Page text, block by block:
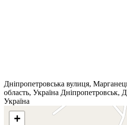
Дніпропетровська вулиця,
область, Україна Дніпропетровськ,
Україна
+